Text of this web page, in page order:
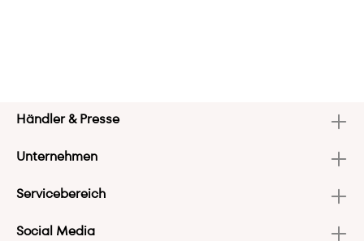
Händler & Presse
Unternehmen
Servicebereich
Social Media